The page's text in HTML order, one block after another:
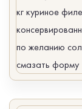
кг куриное
по желанию
смазать форму